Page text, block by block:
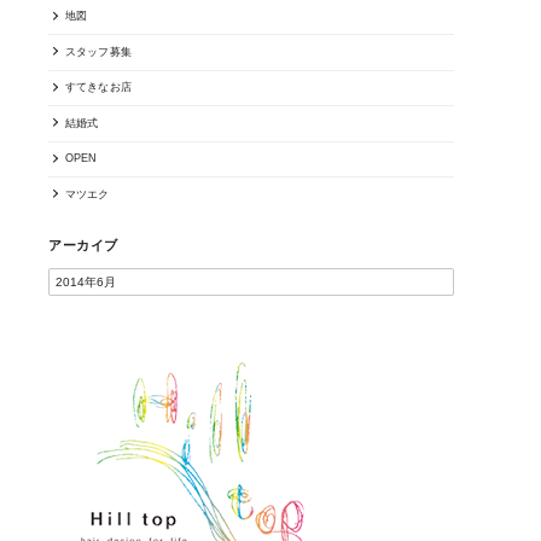
地図
スタッフ募集
すてきなお店
結婚式
OPEN
マツエク
アーカイブ